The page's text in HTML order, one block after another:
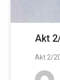
Akt
Akt 2/